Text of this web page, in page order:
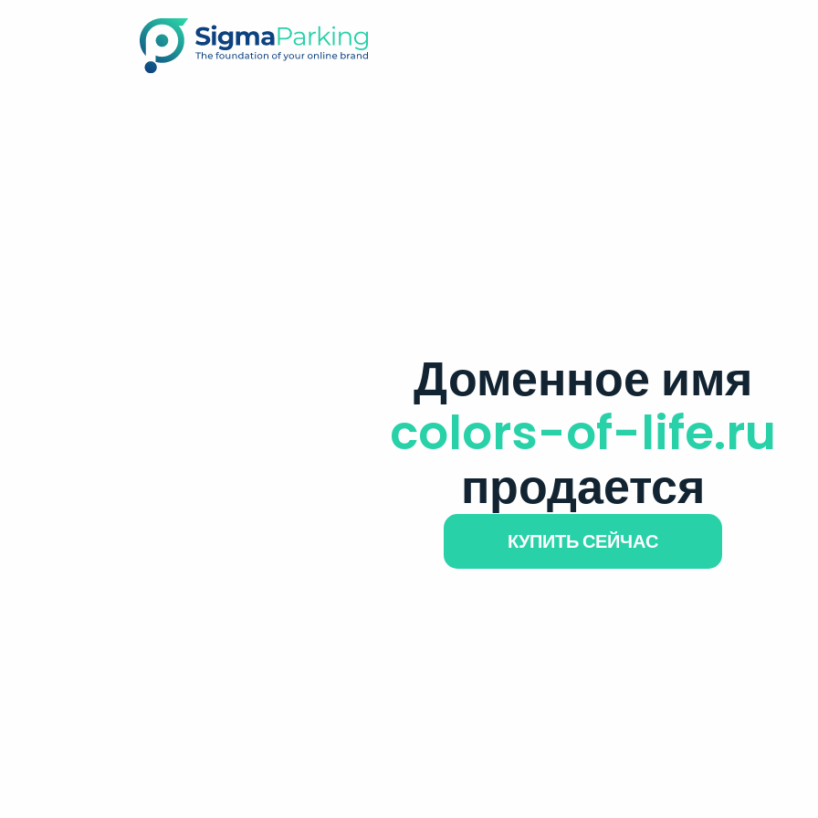
Доменное имя
colors-of-life.ru
продается
КУПИТЬ СЕЙЧАС